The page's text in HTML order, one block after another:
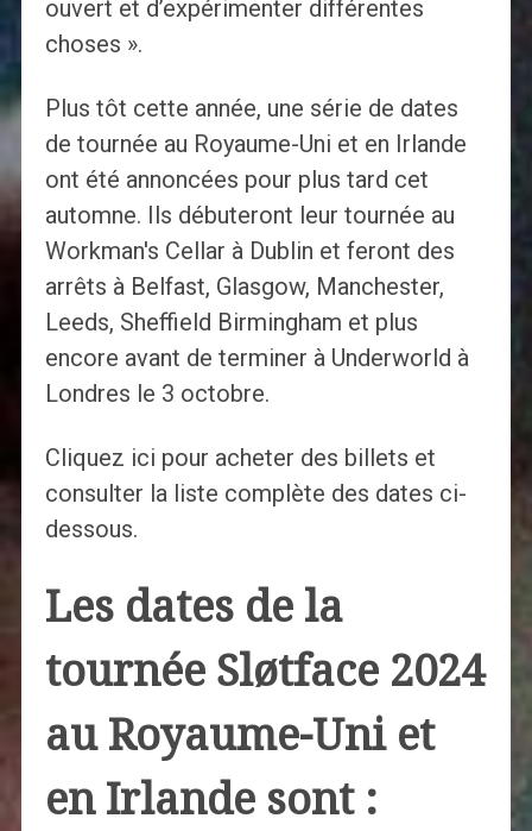
ouvert et d’expérimenter différentes
choses ».
Plus tôt cette année, une série de dates
de tournée au Royaume-Uni et en Irlande
ont été annoncées pour plus tard cet
automne. Ils débuteront leur tournée au
Workman's Cellar à Dublin et feront des
arrêts à Belfast, Glasgow, Manchester,
Leeds, Sheffield Birmingham et plus
encore avant de terminer à Underworld à
Londres le 3 octobre.
Cliquez ici pour acheter des billets et
consulter la liste complète des dates ci-
dessous.
Les dates de la
tournée Sløtface 2024
au Royaume-Uni et
en Irlande sont :